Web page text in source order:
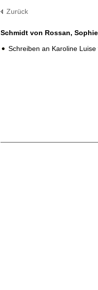
Zurück
Schmidt von Rossan,
Schreiben an Karoline Luise